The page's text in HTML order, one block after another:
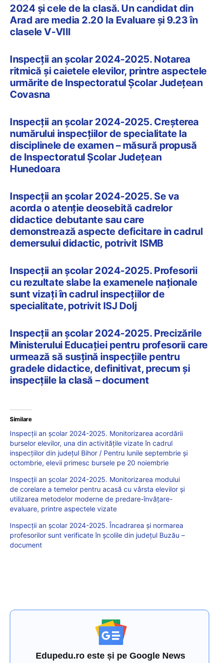
2024 și cele de la clasă. Un candidat din
Arad are media 2.20 la Evaluare și 9.23 în
clasele V-VIII
Inspecții an școlar 2024-2025. Notarea
ritmică și caietele elevilor, printre aspectele
urmărite de Inspectoratul Școlar Județean
Covasna
Inspecții an școlar 2024-2025. Creșterea
numărului inspecțiilor de specialitate la
disciplinele de examen – măsură propusă
de Inspectoratul Școlar Județean
Hunedoara
Inspecții an școlar 2024-2025. Se va
acorda o atenție deosebită cadrelor
didactice debutante sau care
demonstrează aspecte deficitare in cadrul
demersului didactic, potrivit ISMB
Inspecții an școlar 2024-2025. Profesorii
cu rezultate slabe la examenele naționale
sunt vizați în cadrul inspecțiilor de
specialitate, potrivit ISJ Dolj
Inspecții an școlar 2024-2025. Precizările
Ministerului Educației pentru profesorii care
urmează să susțină inspecțiile pentru
gradele didactice, definitivat, precum și
inspecțiile la clasă – document
Similare
Inspecții an școlar 2024-2025. Monitorizarea acordării
burselor elevilor, una din activitățile vizate în cadrul
inspecțiilor din județul Bihor / Pentru lunile septembrie și
octombrie, elevii primesc bursele pe 20 noiembrie
Inspecții an școlar 2024-2025. Monitorizarea modului
de corelare a temelor pentru acasă cu vârsta elevilor și
utilizarea metodelor moderne de predare-învățare-
evaluare, printre aspectele vizate
Inspecții an școlar 2024-2025. Încadrarea și normarea
profesorilor sunt verificate în școlile din județul Buzău –
document
Edupedu.ro este și pe Google News